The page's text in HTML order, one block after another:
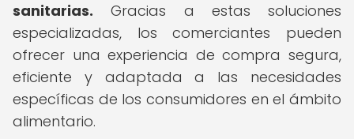
sanitarias. Gracias a estas soluciones
especializadas, los comerciantes pueden
ofrecer una experiencia de compra segura,
eficiente y adaptada a las necesidades
específicas de los consumidores en el ámbito
alimentario.